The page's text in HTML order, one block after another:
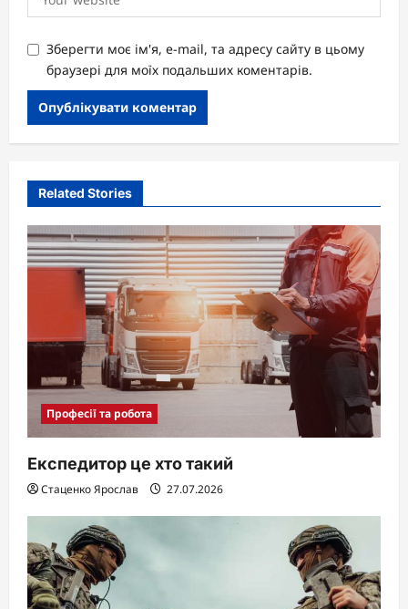
Зберегти моє ім'я, e-mail, та адресу сайту в цьому
браузері для моїх подальших коментарів.
Related Stories
Професії та робота
Експедитор це хто такий
Стаценко Ярослав 27.07.2026